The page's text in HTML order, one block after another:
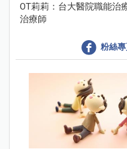
OT莉莉：台大醫院職能治
治療師
粉絲